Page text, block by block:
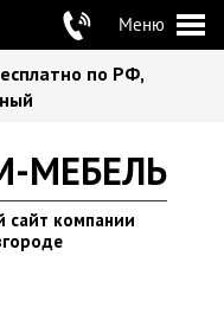
Меню
по РФ,
МЕБЕЛЬ
компании